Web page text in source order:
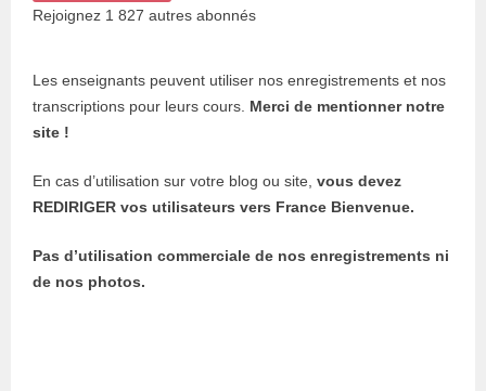
Rejoignez 1 827 autres abonnés
Les enseignants peuvent utiliser nos enregistrements et nos
transcriptions pour leurs cours. Merci de mentionner notre
site !
En cas d’utilisation sur votre blog ou site,vous devez
REDIRIGER vos utilisateurs vers France Bienvenue.
Pas d’utilisation commerciale de nos enregistrements ni
de nos photos.